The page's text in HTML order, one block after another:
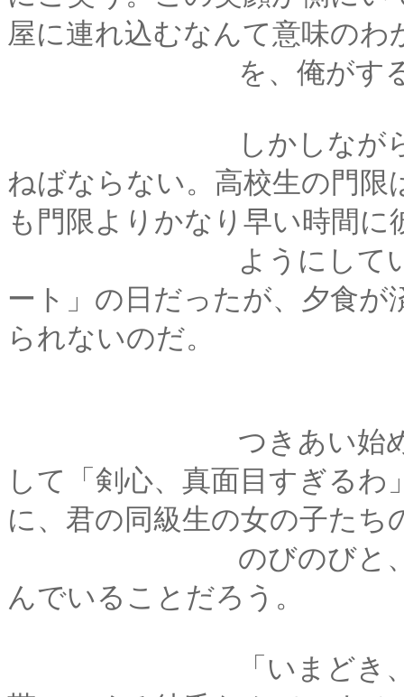
屋に連れ込むなんて意味のわ
を、俺がするわ
しかしながら、君は
ねばならない。高校生の門
も門限よりかなり早い時間に
ようにしているし)
ート」の日だったが、夕食
られないのだ。
つきあい始めた最初
して「剣心、真面目すぎる
に、君の同級生の女の子たち
のびのびと、同年代
んでいることだろう。
「いまどき、おつき